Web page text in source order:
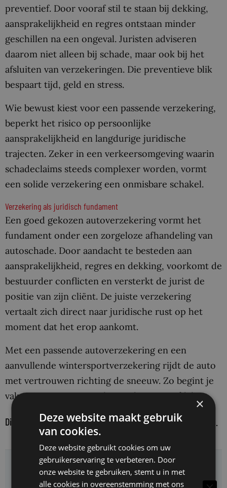
preventief. Door vooraf stil te staan bij dekking,
aansprakelijkheid en regres ontstaan minder
geschillen na een ongeval. Juristen adviseren
daarom niet alleen bij schade, maar ook bij het
afsluiten van verzekeringen. Die preventieve blik
bespaart tijd, geld en stress.
Wie bewust kiest voor een passende verzekering,
beperkt het risico op persoonlijke
aansprakelijkheid en langdurige juridische
trajecten. Zeker in een verkeersomgeving waarin
schadeclaims steeds complexer worden, vormt
een solide verzekering een onmisbare schakel.
Verzekering als juridisch fundament
Een goed gekozen autoverzekering vormt het
fundament onder een zorgeloze afhandeling van
autoschade. Door aandacht te besteden aan
aansprakelijkheid, regres en dekking, voorkomt de
bestuurder conflicten en versterkt de jurist de
positie van zijn cliënt. De juiste verzekering
vertaalt zich direct naar juridische rust op het
moment dat het erop aankomt.
Met een passende autoverzekering en een
aanvullende wintersportverzekering rijdt de auto
met vertrouwen richting de sneeuw. Zo begint je
vakantie ontspannen, al voor de eerste afdaling.
Dit bericht valt buiten de redactionele verantwoordelijkheid.
Delen:
×
Deze website maakt gebruik
van cookies.
Deze website gebruikt cookies om uw
gebruikerservaring te verbeteren. Door
onze website te gebruiken, stemt u in met
alle cookies in overeenstemming met ons